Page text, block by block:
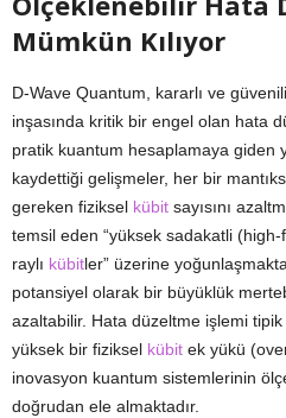
Mümkün Kılıyor
D-Wave Quantum, kararlı ve
inşasında kritik bir engel olan hata
pratik kuantum hesaplamaya giden
kaydettiği gelişmeler, her bir
gereken fiziksel kübit sayısını
temsil eden “yüksek sadakatli
raylı kübitler” üzerine
potansiyel olarak bir büyüklük
azaltabilir. Hata düzeltme işlemi
yüksek bir fiziksel kübit ek yükü
inovasyon kuantum sistemlerinin
doğrudan ele almaktadır.